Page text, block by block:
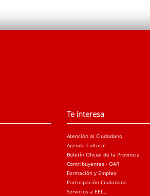
Te interesa
Atención al Ciudadano
Agenda Cultural
Boletín Oficial de la Provincia
Contribuyentes - OAR
Formación y Empleo
Participación Ciudadana
Servicios a EELL